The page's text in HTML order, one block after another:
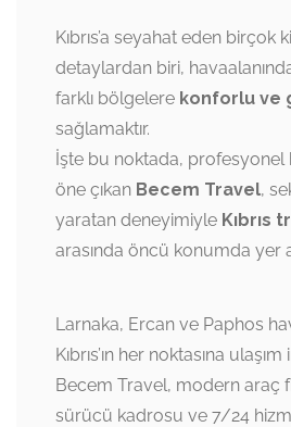
Kıbrıs’a seyahat eden birçok
detaylardan biri,
farklı bölgelere konforlu ve
sağlamaktır.
İşte bu noktada, profesyonel
öne çıkan Becem Travel,
yaratan deneyimiyle Kıbrıs
arasında öncü konumda yer
Larnaka, Ercan ve Paphos
Kıbrıs’ın her noktasına
Becem Travel, modern araç
sürücü kadrosu ve 7/24